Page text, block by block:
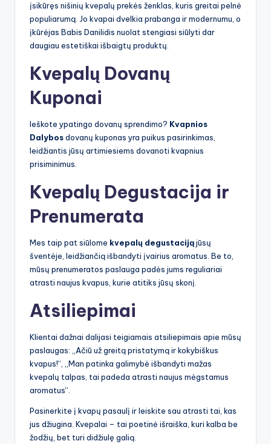
įsikūręs nišinių kvepalų prekės ženklas, kuris greitai pelnė
populiarumą. Jo kvapai dvelkia prabanga ir modernumu, o
įkūrėjas Babis Danilidis nuolat stengiasi siūlyti dar
daugiau estetiškai išbaigtų produktų.
Kvepalų Dovanų
Kuponai
Ieškote ypatingo dovanų sprendimo? Kvapnios
Dalybosdovanų kuponas yra puikus pasirinkimas,
leidžiantis jūsų artimiesiems dovanoti kvapnius
prisiminimus.
Kvepalų Degustacija ir
Prenumerata
Mes taip pat siūlome kvepalų degustacijąjūsų
šventėje, leidžiančią išbandyti įvairius aromatus. Be to,
mūsų prenumeratos paslauga padės jums reguliariai
atrasti naujus kvapus, kurie atitiks jūsų skonį.
Atsiliepimai
Klientai dažnai dalijasi teigiamais atsiliepimais apie mūsų
paslaugas: „Ačiū už greitą pristatymą ir kokybiškus
kvapus!“, „Man patinka galimybė išbandyti mažas
kvepalų talpas, tai padeda atrasti naujus mėgstamus
aromatus“.
Pasinerkite į kvapų pasaulį ir leiskite sau atrasti tai, kas
jus džiugina. Kvepalai – tai poetinė išraiška, kuri kalba be
žodžių, bet turi didžiulę galią.